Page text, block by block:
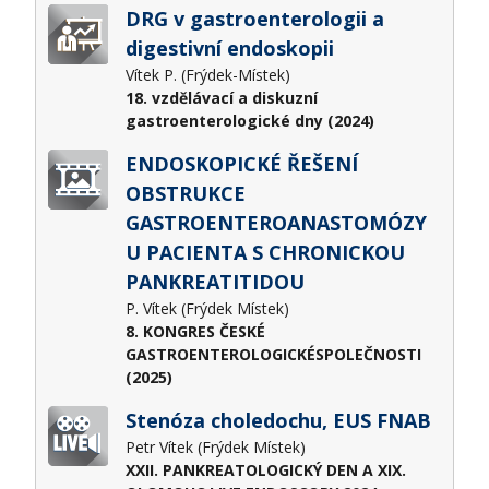
DRG v gastroenterologii a
digestivní endoskopii
Vítek P. (Frýdek-Místek)
18. vzdělávací a diskuzní
gastroenterologické dny (2024)
ENDOSKOPICKÉ ŘEŠENÍ
OBSTRUKCE
GASTROENTEROANASTOMÓZY
U PACIENTA S CHRONICKOU
PANKREATITIDOU
P. Vítek (Frýdek Místek)
8. KONGRES ČESKÉ
GASTROENTEROLOGICKÉSPOLEČNOSTI
(2025)
Stenóza choledochu, EUS FNAB
Petr Vítek (Frýdek Místek)
XXII. PANKREATOLOGICKÝ DEN A XIX.